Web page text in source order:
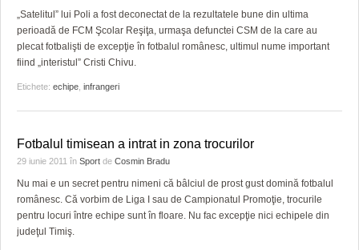
„Satelitul” lui Poli a fost deconectat de la rezultatele bune din ultima
perioadă de FCM Şcolar Reşiţa, urmaşa defunctei CSM de la care au
plecat fotbalişti de excepţie în fotbalul românesc, ultimul nume important
fiind „interistul” Cristi Chivu.
Etichete: echipe infrangeri
Fotbalul timisean a intrat in zona trocurilor
29 iunie 2011 în Sport de Cosmin Bradu
Nu mai e un secret pentru nimeni că bâlciul de prost gust domină fotbalul
românesc. Că vorbim de Liga I sau de Campionatul Promoţie, trocurile
pentru locuri între echipe sunt în floare. Nu fac excepţie nici echipele din
judeţul Timiş.